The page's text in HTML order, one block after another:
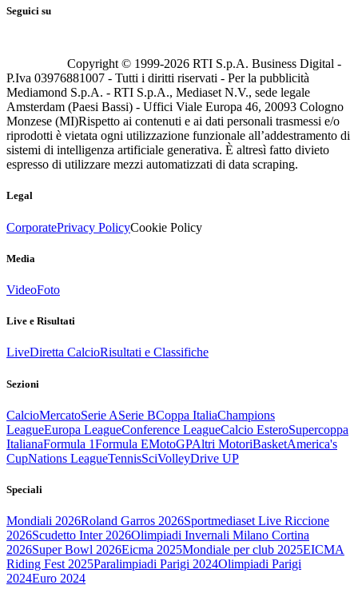
Seguici su
Copyright © 1999-2026 RTI S.p.A. Business Digital -
P.Iva 03976881007 - Tutti i diritti riservati - Per la pubblicità
Mediamond S.p.A. - RTI S.p.A., Mediaset N.V., sede legale
Amsterdam (Paesi Bassi) - Uffici Viale Europa 46, 20093 Cologno
Monzese (MI)Rispetto ai contenuti e ai dati personali trasmessi e/o
riprodotti è vietata ogni utilizzazione funzionale all’addestramento di
sistemi di intelligenza artificiale generativa. È altresì fatto divieto
espresso di utilizzare mezzi automatizzati di data scraping.
Legal
CorporatePrivacy PolicyCookie Policy
Media
VideoFoto
Live e Risultati
LiveDiretta CalcioRisultati e Classifiche
Sezioni
CalcioMercatoSerie ASerie BCoppa ItaliaChampions
LeagueEuropa LeagueConference LeagueCalcio EsteroSupercoppa
ItalianaFormula 1Formula EMotoGPAltri MotoriBasketAmerica's
CupNations LeagueTennisSciVolleyDrive UP
Speciali
Mondiali 2026Roland Garros 2026Sportmediaset Live Riccione
2026Scudetto Inter 2026Olimpiadi Invernali Milano Cortina
2026Super Bowl 2026Eicma 2025Mondiale per club 2025EICMA
Riding Fest 2025Paralimpiadi Parigi 2024Olimpiadi Parigi
2024Euro 2024